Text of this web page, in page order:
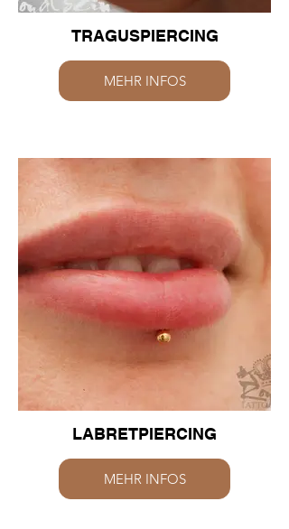
TRAGUSPIERCING
MEHR INFOS
LABRETPIERCING
MEHR INFOS